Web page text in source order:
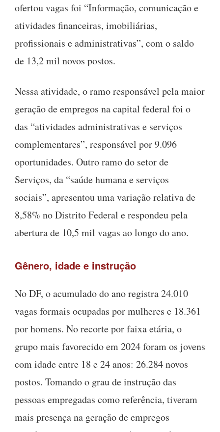
ofertou vagas foi “Informação, comunicação e
atividades financeiras, imobiliárias,
profissionais e administrativas”, com o saldo
de 13,2 mil novos postos.
Nessa atividade, o ramo responsável pela maior
geração de empregos na capital federal foi o
das “atividades administrativas e serviços
complementares”, responsável por 9.096
oportunidades. Outro ramo do setor de
Serviços, da “saúde humana e serviços
sociais”, apresentou uma variação relativa de
8,58% no Distrito Federal e respondeu pela
abertura de 10,5 mil vagas ao longo do ano.
Gênero, idade e instrução
No DF, o acumulado do ano registra 24.010
vagas formais ocupadas por mulheres e 18.361
por homens. No recorte por faixa etária, o
grupo mais favorecido em 2024 foram os jovens
com idade entre 18 e 24 anos: 26.284 novos
postos. Tomando o grau de instrução das
pessoas empregadas como referência, tiveram
mais presença na geração de empregos